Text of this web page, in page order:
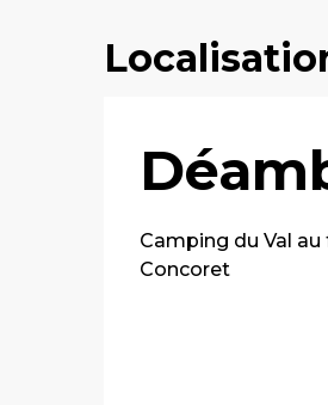
Camping du Val au
Concoret